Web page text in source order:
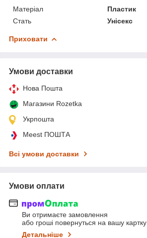
Матеріал
Пластик
Стать
Унісекс
Приховати
Умови доставки
Нова Пошта
Магазини Rozetka
Укрпошта
Meest ПОШТА
Всі умови доставки
Умови оплати
Ви отримаєте замовлення
або гроші повернуться на вашу картку
Детальніше